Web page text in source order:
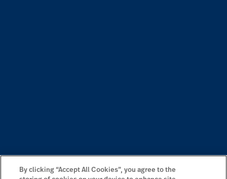
By clicking “Accept All Cookies”, you agree to the